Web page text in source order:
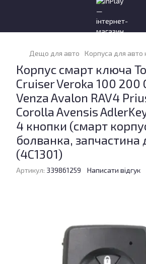
Дещо для авто Корпуса для авто
Корпус смарт ключа
Cruiser Veroka 100 200
Venza Avalon RAV4
Corolla Avensis
4 кнопки (смарт
болванка, запчастина
(4C1301)
Артикул: 339861259 Написати відгук